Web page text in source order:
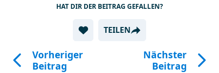
HAT DIR DER BEITRAG GEFALLEN?
TEILEN
Vorheriger
Beitrag
Nächster
Beitrag